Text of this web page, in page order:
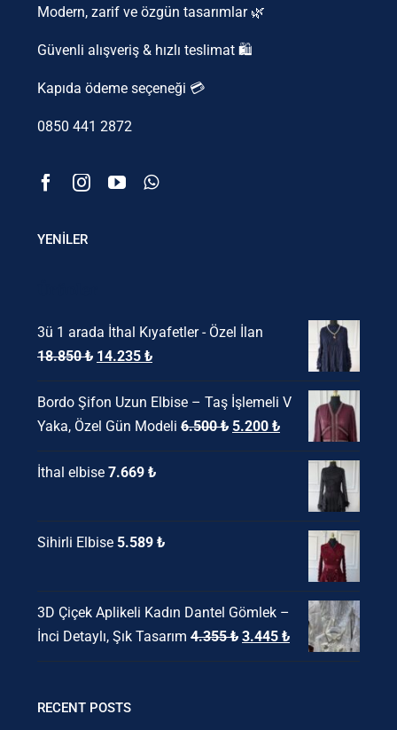
Modern, zarif ve özgün tasarımlar 🌿
Güvenli alışveriş & hızlı teslimat 🛍️
Kapıda ödeme seçeneği 💳
0850 441 2872
YENİLER
3ü 1 arada İthal Kıyafetler - Özel İlan
18.850₺ Orijinal
fiyat:
18.850 ₺.
14.235 ₺Şu
andaki
fiyat:
14.235 ₺.
Bordo Şifon Uzun Elbise – Taş İşlemeli V
Yaka, Özel Gün Modeli 6.500₺ Orijinal
fiyat:
5.200 ₺Şu
andaki
5.200 ₺.
İthal elbise 7.669 ₺
Sihirli Elbise 5.589 ₺
3D Çiçek Aplikeli Kadın Dantel Gömlek –
İnci Detaylı, Şık Tasarım 4.355₺ Orijinal
fiyat:
3.445 ₺Şu
andaki
RECENT POSTS